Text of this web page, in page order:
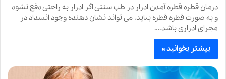
درمان قطره قطره آمدن ادرار در طب سنتی اگر ادرار به راحتی دفع نشود
و به صورت قطره قطره بیاید، می تواند نشان دهنده وجود انسداد در
مجرای ادراری باشد.…
بیشتر بخوانید »